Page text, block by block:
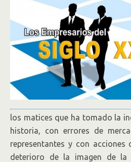
los matices que ha tomado la
historia, con errores de
representantes y con acciones
deterioro de la imagen de la